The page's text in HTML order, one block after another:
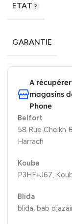
ETAT
GARANTIE
A
magasins
Phone
Belfort
58 Rue Cheikh
Harrach
Kouba
P3HF+J67,
Blida
blida, bab